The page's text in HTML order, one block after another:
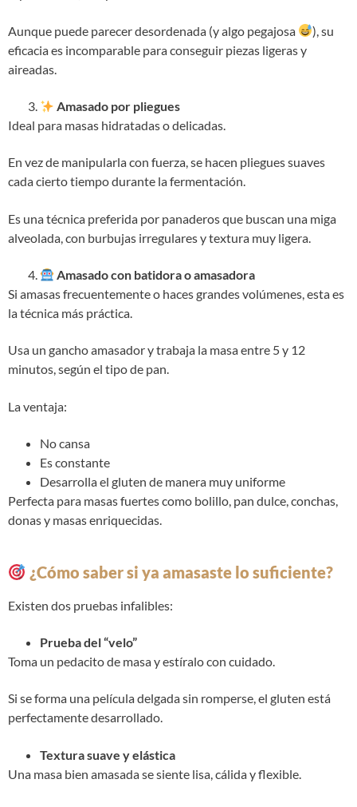
Aunque puede parecer desordenada (y algo pegajosa
), su
eficacia es incomparable para conseguir piezas ligeras y
aireadas.
Amasado por pliegues
Ideal para masas hidratadas o delicadas.
En vez de manipularla con fuerza, se hacen pliegues suaves
cada cierto tiempo durante la fermentación.
Es una técnica preferida por panaderos que buscan una miga
alveolada, con burbujas irregulares y textura muy ligera.
Amasado con batidora o amasadora
Si amasas frecuentemente o haces grandes volúmenes, esta es
la técnica más práctica.
Usa un gancho amasador y trabaja la masa entre 5 y 12
minutos, según el tipo de pan.
La ventaja:
No cansa
Es constante
Desarrolla el gluten de manera muy uniforme
Perfecta para masas fuertes como bolillo, pan dulce, conchas,
donas y masas enriquecidas.
¿Cómo saber si ya amasaste lo suficiente?
Existen dos pruebas infalibles:
Prueba del “velo”
Toma un pedacito de masa y estíralo con cuidado.
Si se forma una película delgada sin romperse, el gluten está
perfectamente desarrollado.
Textura suave y elástica
Una masa bien amasada se siente lisa, cálida y flexible.